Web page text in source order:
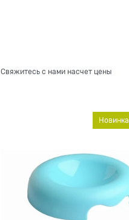
Свяжитесь с нами насчет цены
Новинка